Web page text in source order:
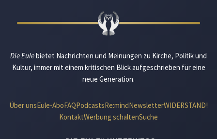
Die Eulebietet Nachrichten und Meinungen zu Kirche, Politik und
Kultur, immer mit einem kritischen Blick aufgeschrieben für eine
neue Generation.
Über unsEule-AboFAQPodcastsRe:mindNewsletterWIDERSTAND!
KontaktWerbung schaltenSuche